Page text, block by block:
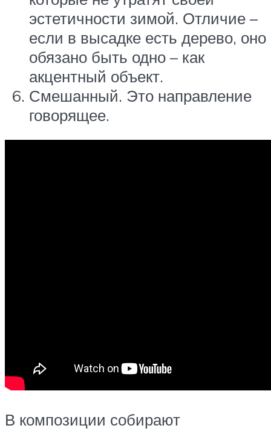
эстетичности зимой. Отличие –
если в высадке есть дерево, оно
обязано быть одно – как
акцентный объект.
Смешанный. Это направление
говорящее.
В композиции собирают